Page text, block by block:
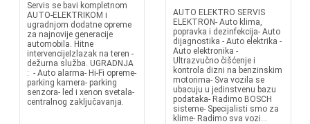
Servis se bavi kompletnom
AUTO-ELEKTRIKOM i
ugradnjom dodatne opreme
za najnovije generacije
automobila. Hitne
intervencijeIzlazak na teren -
dežurna služba. UGRADNJA
: - Auto alarma- Hi-Fi opreme-
parking kamera- parking
senzora- led i xenon svetala-
centralnog zaključavanja.
AUTO ELEKTRO SERVIS
ELEKTRON- Auto klima,
popravka i dezinfekcija- Auto
dijagnostika - Auto elektrika -
Auto elektronika -
Ultrazvučno čišćenje i
kontrola dizni na benzinskim
motorima- Sva vozila se
ubacuju u jedinstvenu bazu
podataka- Radimo BOSCH
sisteme- Specijalisti smo za
klime- Radimo sva vozi...